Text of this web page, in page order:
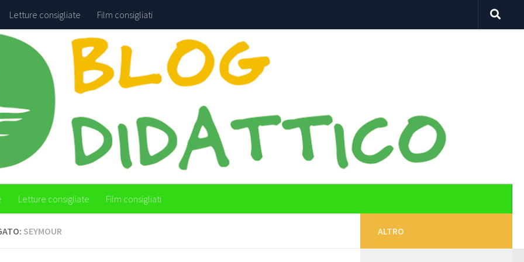
Letture consigliate Film consigliati
Letture consigliate Film consigliati
SEYMOUR ALTRO